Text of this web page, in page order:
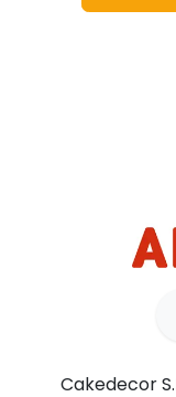
Cakedecor